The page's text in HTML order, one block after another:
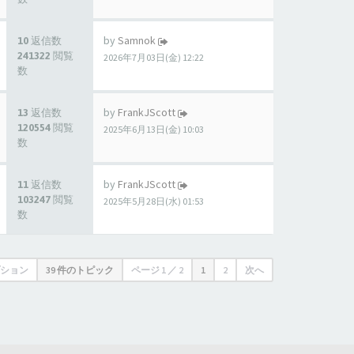
10 返信数
241322 閲覧
数
by Samnok
2026年7月03日(金) 12:22
13 返信数
120554 閲覧
数
by FrankJScott
2025年6月13日(金) 10:03
11 返信数
103247 閲覧
数
by FrankJScott
2025年5月28日(水) 01:53
ョン 39 件のトピック ページ 1 ／ 2 1 2 次へ